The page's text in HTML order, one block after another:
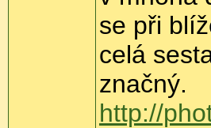
se při
celá
značný.
http://